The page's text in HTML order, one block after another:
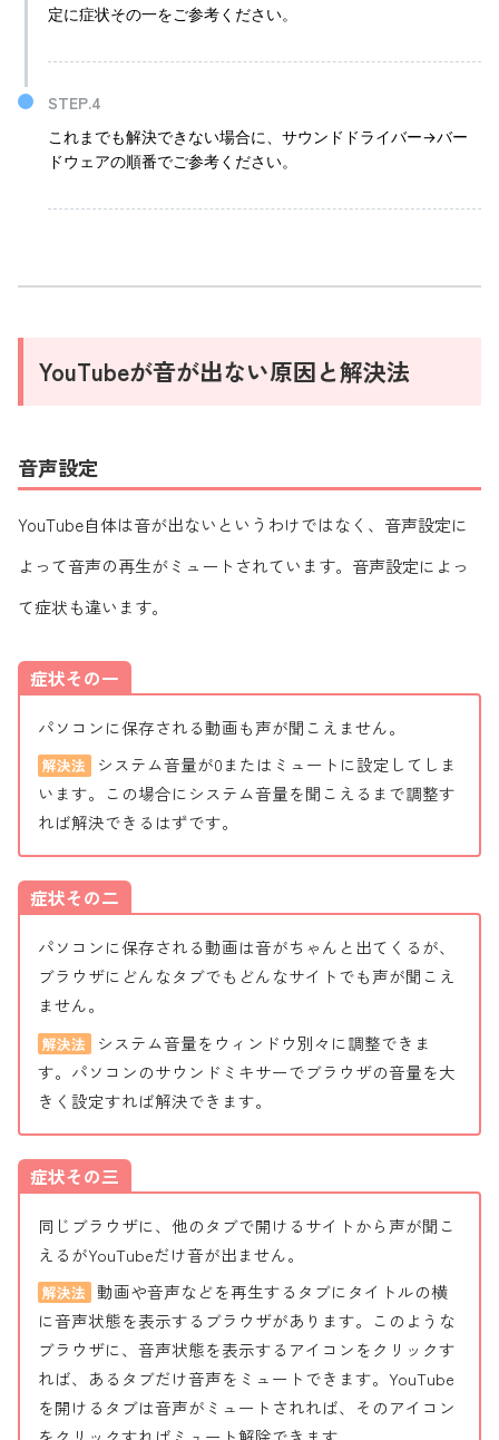
定に症状その一をご参考ください。
これまでも解決できない場合に、サウンドドライバー→バー
ドウェアの順番でご参考ください。
YouTubeが音が出ない原因と解決法
音声設定
YouTube自体は音が出ないというわけではなく、音声設定に
よって音声の再生がミュートされています。音声設定によっ
て症状も違います。
症状その一
パソコンに保存される動画も声が聞こえません。
解決法
システム音量が0またはミュートに設定してしま
います。この場合にシステム音量を聞こえるまで調整す
れば解決できるはずです。
症状その二
パソコンに保存される動画は音がちゃんと出てくるが、
ブラウザにどんなタブでもどんなサイトでも声が聞こえ
ません。
解決法
システム音量をウィンドウ別々に調整できま
す。パソコンのサウンドミキサーでブラウザの音量を大
きく設定すれば解決できます。
症状その三
同じブラウザに、他のタブで開けるサイトから声が聞こ
えるがYouTubeだけ音が出ません。
解決法 動画や音声などを再生するタブにタイトルの横
に音声状態を表示するブラウザがあります。このような
ブラウザに、音声状態を表示するアイコンをクリックす
れば、あるタブだけ音声をミュートできます。YouTube
を開けるタブは音声がミュートされれば、そのアイコン